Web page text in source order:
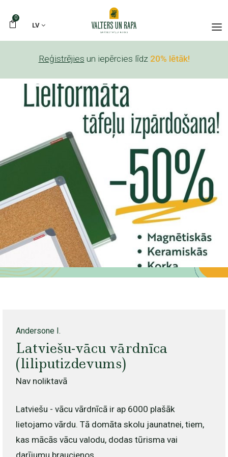
0
LV
Reģistrējies un iepērcies līdz 20% lētāk!
Andersone I.
Latviešu-vācu vārdnīca
(liliputizdevums)
Nav noliktavā
Latviešu - vācu vārdnīcā ir ap 6000 plašāk
lietojamo vārdu. Tā domāta skolu jaunatnei, tiem,
kas mācās vācu valodu, dodas tūrisma vai